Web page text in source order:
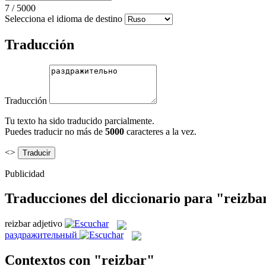
7 / 5000
Selecciona el idioma de destino
Traducción
Traducción
Tu texto ha sido traducido parcialmente.
Puedes traducir no más de 5000 caracteres a la vez.
<>
Publicidad
Traducciones del diccionario para
reizbar adjetivo
раздражительный
Contextos con "reizbar"